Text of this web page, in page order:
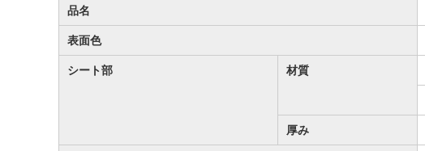
品名
表面色
シート部 材質
厚み